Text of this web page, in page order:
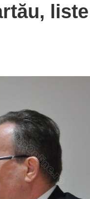
liste